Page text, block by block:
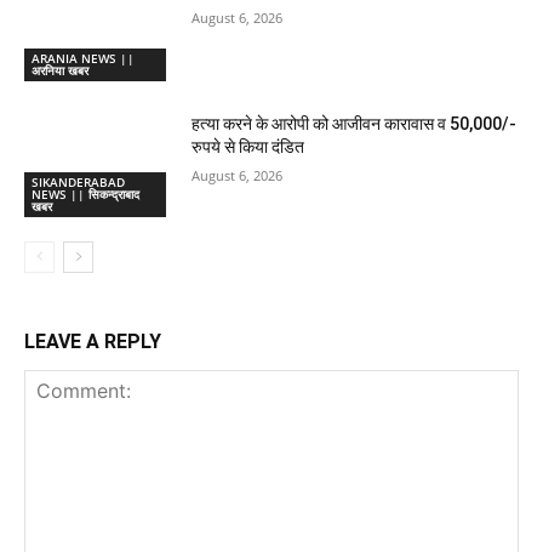
ARANIA NEWS ||
अरनिया खबर
August 6, 2026
SIKANDERABAD
NEWS || सिकन्द्राबाद
खबर
हत्या करने के आरोपी को आजीवन कारावास व 50,000/-
रुपये से किया दंडित
August 6, 2026
LEAVE A REPLY